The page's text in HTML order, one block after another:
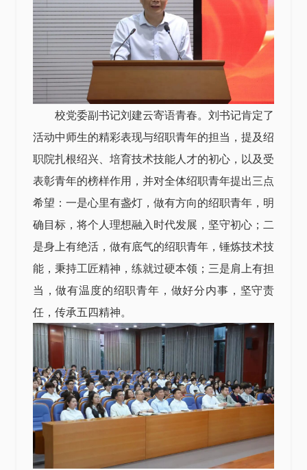
校党委副书记刘建云寄语青春。刘书记肯定了
活动中师生的精彩表现与绍职青年的担当，提及绍
职院扎根绍兴、培育技术技能人才的初心，以及受
表彰青年的榜样作用，并对全体绍职青年提出三点
希望：一是心里有盏灯，做有方向的绍职青年，明
确目标，将个人理想融入时代发展，坚守初心；二
是身上有绝活，做有底气的绍职青年，锤炼技术技
能，秉持工匠精神，练就过硬本领；三是肩上有担
当，做有温度的绍职青年，做好分内事，坚守责
任，传承五四精神。